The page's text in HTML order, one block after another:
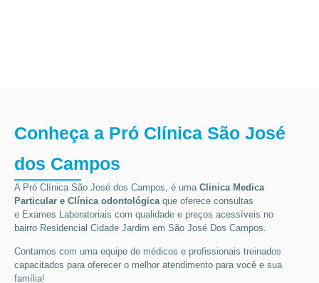
Conheça a Pró Clínica São José
dos Campos
A Pró Clínica São José dos Campos, é uma Clinica Medica
Particular e Clínica odontológicaque oferece consultas
e Exames Laboratoriais com qualidade e preços acessíveis no
bairro Residencial Cidade Jardim em São José Dos Campos.
Contamos com uma equipe de médicos e profissionais treinados
capacitados para oferecer o melhor atendimento para você e sua
família!